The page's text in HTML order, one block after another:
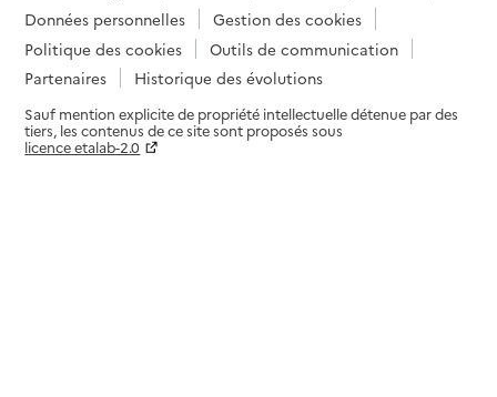
Données personnelles
Gestion des cookies
Politique des cookies
Outils de communication
Partenaires
Historique des évolutions
Sauf mention explicite de propriété intellectuelle détenue par des
tiers, les contenus de ce site sont proposés sous
licence etalab-2.0